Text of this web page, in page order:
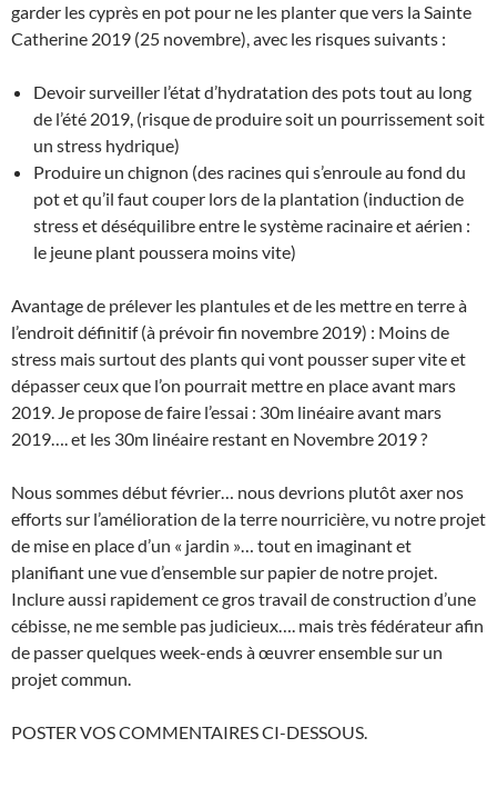
garder les cyprès en pot pour ne les planter que vers la Sainte
Catherine 2019 (25 novembre), avec les risques suivants :
Devoir surveiller l’état d’hydratation des pots tout au long
de l’été 2019, (risque de produire soit un pourrissement soit
un stress hydrique)
Produire un chignon (des racines qui s’enroule au fond du
pot et qu’il faut couper lors de la plantation (induction de
stress et déséquilibre entre le système racinaire et aérien :
le jeune plant poussera moins vite)
Avantage de prélever les plantules et de les mettre en terre à
l’endroit définitif (à prévoir fin novembre 2019) : Moins de
stress mais surtout des plants qui vont pousser super vite et
dépasser ceux que l’on pourrait mettre en place avant mars
2019. Je propose de faire l’essai : 30m linéaire avant mars
2019…. et les 30m linéaire restant en Novembre 2019 ?
Nous sommes début février… nous devrions plutôt axer nos
efforts sur l’amélioration de la terre nourricière, vu notre projet
de mise en place d’un « jardin »… tout en imaginant et
planifiant une vue d’ensemble sur papier de notre projet.
Inclure aussi rapidement ce gros travail de construction d’une
cébisse, ne me semble pas judicieux…. mais très fédérateur afin
de passer quelques week-ends à œuvrer ensemble sur un
projet commun.
POSTER VOS COMMENTAIRES CI-DESSOUS.